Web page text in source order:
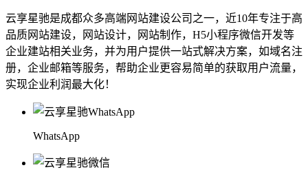
云享星驰是成都众多高端网站建设公司之一，近10年专注于高
品质网站建设，网站设计，网站制作，H5小程序微信开发等
企业建站相关业务，并为用户提供一站式解决方案，如域名注
册，企业邮箱等服务，帮助企业更容易简单的获取用户流量，
实现企业利润最大化！
WhatsApp